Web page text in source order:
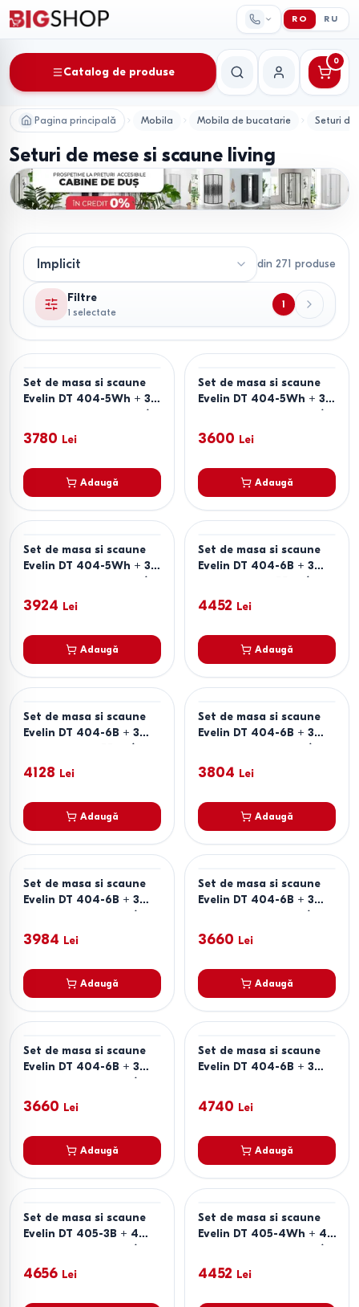
RO RU
Catalog de produse
CăutareContul meu
0
Pagina principală Mobila Mobila de bucatarie Seturi de
Seturi de mese si scaune living
din 271 produse
Filtre
1 selectate
1
Set de masa si scaune
Evelin DT 404-5Wh + 3
scaune YTC-064 Wh /
BJORN-24 (Light Beige)
3780 Lei
Adaugă
Set de masa si scaune
Evelin DT 404-5Wh + 3
scaune YTC-064 Wh /
UF910-01 (Light Beige)
3600 Lei
Adaugă
Set de masa si scaune
Evelin DT 404-5Wh + 3
scaune YTC-078 Wh /
UF885-14 (Grey)
3924 Lei
Adaugă
Set de masa si scaune
Evelin DT 404-6B + 3
scaune YTC-055 B /
BLU-14 (Dark Grey)
4452 Lei
Adaugă
Set de masa si scaune
Evelin DT 404-6B + 3
scaune YTC-055 B /
UF885-15 (Dark Grey)
4128 Lei
Adaugă
Set de masa si scaune
Evelin DT 404-6B + 3
scuane YTC-064 B /
BLU-14 (Dark Grey)
3804 Lei
Adaugă
Set de masa si scaune
Evelin DT 404-6B + 3
scaune YTC-064 B /
UF885-15 (Dark Grey)
3984 Lei
Adaugă
Set de masa si scaune
Evelin DT 404-6B + 3
scaune YTC-078 B /
BJORN-13 (Grey)
3660 Lei
Adaugă
Set de masa si scaune
Evelin DT 404-6B + 3
scaune YTC-080 B /
BLU-14 (Dark Grey)
3660 Lei
Adaugă
Set de masa si scaune
Evelin DT 404-6B + 3
BLU-14 (Dark Grey)
4740 Lei
Adaugă
Set de masa si scaune
Evelin DT 405-3B + 4
scaune YTC-064 B /
UF885-15 (Dark Grey)
4656 Lei
Set de masa si scaune
Evelin DT 405-4Wh + 4
scaune YTC-064 Wh /
BJORN-24 (Light Beige)
4452 Lei